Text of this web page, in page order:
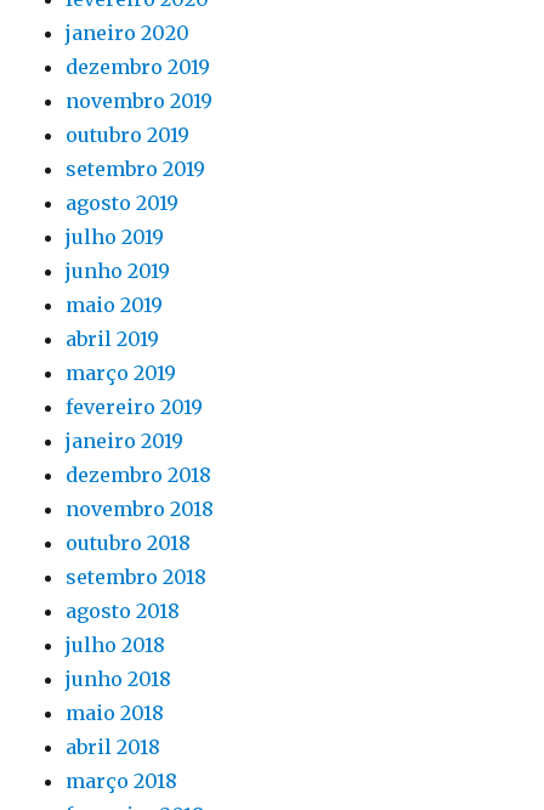
janeiro 2020
dezembro 2019
novembro 2019
outubro 2019
setembro 2019
agosto 2019
julho 2019
junho 2019
maio 2019
abril 2019
março 2019
fevereiro 2019
janeiro 2019
dezembro 2018
novembro 2018
outubro 2018
setembro 2018
agosto 2018
julho 2018
junho 2018
maio 2018
abril 2018
março 2018